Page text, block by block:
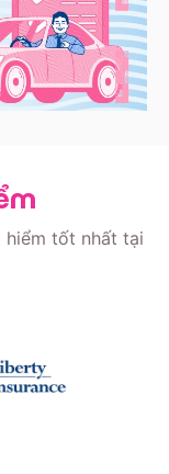
tốt nhất tại